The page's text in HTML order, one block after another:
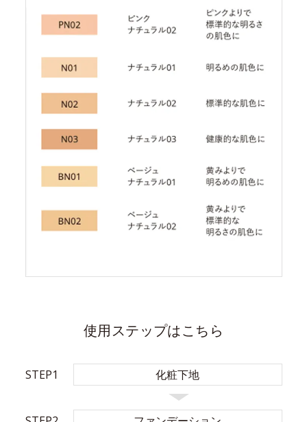
使用ステップはこちら
STEP1 化粧下地